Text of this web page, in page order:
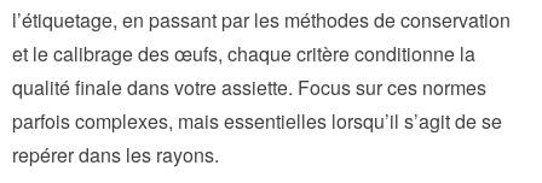
l’étiquetage, en passant par les méthodes de conservation
et le calibrage des œufs, chaque critère conditionne la
qualité finale dans votre assiette. Focus sur ces normes
parfois complexes, mais essentielles lorsqu’il s’agit de se
repérer dans les rayons.